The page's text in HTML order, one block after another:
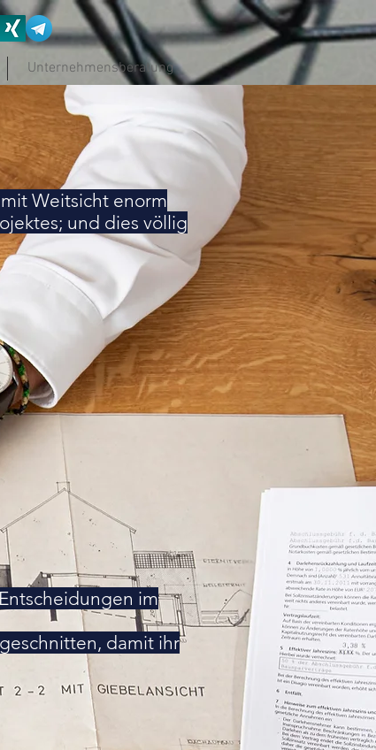
Unternehmensberatung
Weitsicht enorm
und dies völlig
im
damit ihr